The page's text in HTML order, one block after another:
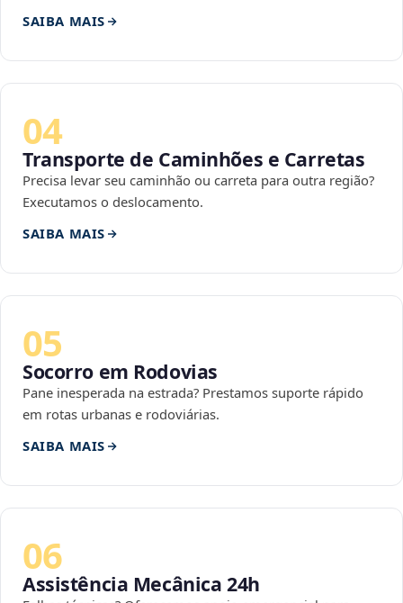
SAIBA MAIS
04
Transporte de Caminhões e Carretas
Precisa levar seu caminhão ou carreta para outra região?
Executamos o deslocamento.
SAIBA MAIS
05
Socorro em Rodovias
Pane inesperada na estrada? Prestamos suporte rápido
em rotas urbanas e rodoviárias.
SAIBA MAIS
06
Assistência Mecânica 24h